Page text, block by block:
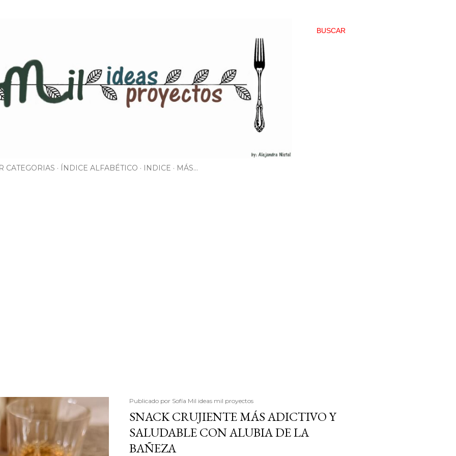
BUSCAR
CATEGORIAS ÍNDICE ALFABÉTICO INDICE MÁS…
Publicado por Sofía Mil ideas mil proyectos
SNACK CRUJIENTE MÁS ADICTIVO Y
SALUDABLE CON ALUBIA DE LA
BAÑEZA